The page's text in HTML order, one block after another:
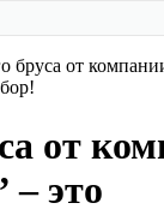
бруса от
от
это